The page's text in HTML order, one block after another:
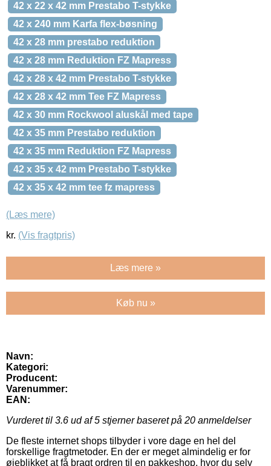
42 x 22 x 42 mm Prestabo T-stykke
42 x 240 mm Karfa flex-bøsning
42 x 28 mm prestabo reduktion
42 x 28 mm Reduktion FZ Mapress
42 x 28 x 42 mm Prestabo T-stykke
42 x 28 x 42 mm Tee FZ Mapress
42 x 30 mm Rockwool aluskål med tape
42 x 35 mm Prestabo reduktion
42 x 35 mm Reduktion FZ Mapress
42 x 35 x 42 mm Prestabo T-stykke
42 x 35 x 42 mm tee fz mapress
(Læs mere)
kr. (Vis fragtpris)
Læs mere »
Køb nu »
Navn:
Kategori:
Producent:
Varenummer:
EAN:
Vurderet til 3.6 ud af 5 stjerner baseret på 20 anmeldelser
De fleste internet shops tilbyder i vore dage en hel del
forskellige fragtmetoder. En der er meget almindelig er for
øjeblikket at få bragt ordren til en pakkeshop, hvor du selv